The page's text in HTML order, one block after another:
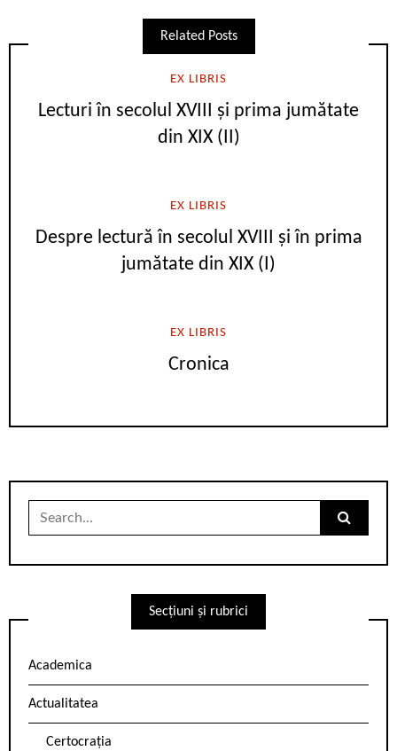
Related Posts
EX LIBRIS
Lecturi în secolul XVIII și prima jumătate
din XIX (II)
EX LIBRIS
Despre lectură în secolul XVIII și în prima
jumătate din XIX (I)
EX LIBRIS
Cronica
Search
Secțiuni și rubrici
Academica
Actualitatea
Certocrația